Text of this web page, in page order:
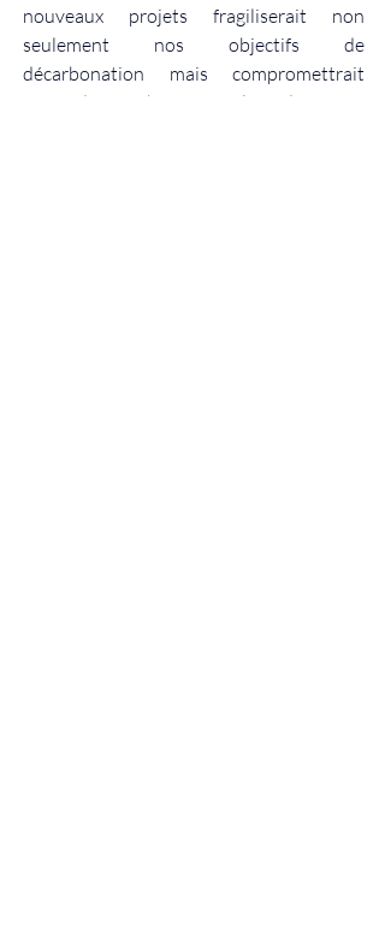
nouveaux projets fragiliserait non
seulement nos objectifs de
décarbonation mais compromettrait
aussi de nombreux emplois dans nos